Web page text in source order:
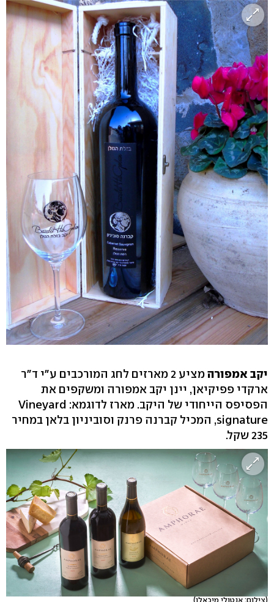
יקב אמפורה
מציע 2 מארזים לחג המורכבים ע"י ד"ר
ארקדי פפיקיאן, יינן יקב אמפורה ומשקפים את
הפסיפס הייחודי של היקב. מארז לדוגמא: Vineyard
signature, המכיל קברנה פרנק וסוביניון בלאן במחיר
235 שקל.
(צילום: אנטולי מיכאלו)